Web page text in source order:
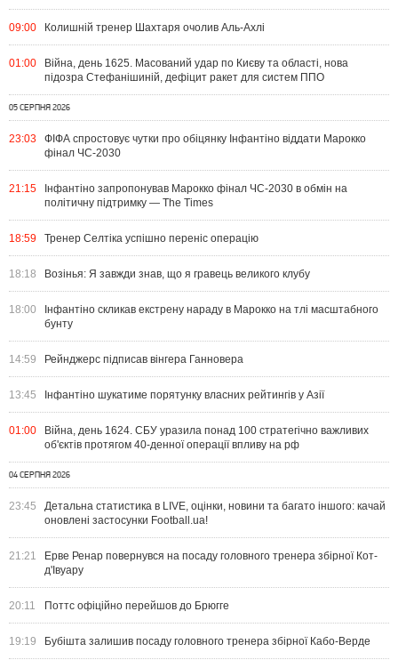
09:00 Колишній тренер Шахтаря очолив Аль-Ахлі
01:00
Війна, день 1625. Масований удар по Києву та області, нова
підозра Стефанішиній, дефіцит ракет для систем ППО
05 СЕРПНЯ 2026
23:03
ФІФА спростовує чутки про обіцянку Інфантіно віддати Марокко
фінал ЧС-2030
21:15
Інфантіно запропонував Марокко фінал ЧС-2030 в обмін на
політичну підтримку — The Times
18:59 Тренер Селтіка успішно переніс операцію
18:18 Возінья: Я завжди знав, що я гравець великого клубу
18:00
Інфантіно скликав екстрену нараду в Марокко на тлі масштабного
бунту
14:59 Рейнджерс підписав вінгера Ганновера
13:45 Інфантіно шукатиме порятунку власних рейтингів у Азії
01:00
Війна, день 1624. СБУ уразила понад 100 стратегічно важливих
об'єктів протягом 40-денної операції впливу на рф
04 СЕРПНЯ 2026
23:45
Детальна статистика в LIVE, оцінки, новини та багато іншого: качай
оновлені застосунки Football.ua!
21:21
Ерве Ренар повернувся на посаду головного тренера збірної Кот-
д'Івуару
20:11 Поттс офіційно перейшов до Брюгге
19:19 Бубішта залишив посаду головного тренера збірної Кабо-Верде